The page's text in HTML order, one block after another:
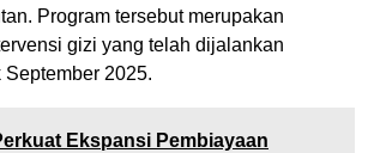
Program tersebut merupakan
gizi yang telah dijalankan
2025.
Ekspansi Pembiayaan